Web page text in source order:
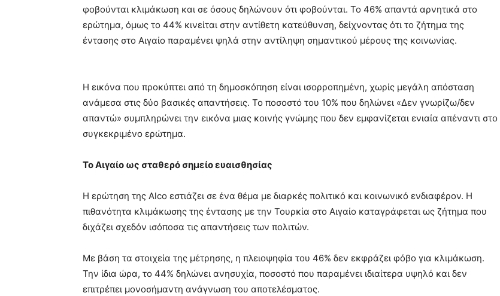
φοβούνται κλιμάκωση και σε όσους δηλώνουν ότι φοβούνται. Το 46% απαντά αρνητικά στο
ερώτημα, όμως το 44% κινείται στην αντίθετη κατεύθυνση, δείχνοντας ότι το ζήτημα της
έντασης στο Αιγαίο παραμένει ψηλά στην αντίληψη σημαντικού μέρους της κοινωνίας.
Η εικόνα που προκύπτει από τη δημοσκόπηση είναι ισορροπημένη, χωρίς μεγάλη απόσταση
ανάμεσα στις δύο βασικές απαντήσεις. Το ποσοστό του 10% που δηλώνει «Δεν γνωρίζω/δεν
απαντώ» συμπληρώνει την εικόνα μιας κοινής γνώμης που δεν εμφανίζεται ενιαία απέναντι στο
συγκεκριμένο ερώτημα.
Το Αιγαίο ως σταθερό σημείο ευαισθησίας
Η ερώτηση της Alco εστιάζει σε ένα θέμα με διαρκές πολιτικό και κοινωνικό ενδιαφέρον. Η
πιθανότητα κλιμάκωσης της έντασης με την Τουρκία στο Αιγαίο καταγράφεται ως ζήτημα που
διχάζει σχεδόν ισόποσα τις απαντήσεις των πολιτών.
Με βάση τα στοιχεία της μέτρησης, η πλειοψηφία του 46% δεν εκφράζει φόβο για κλιμάκωση.
Την ίδια ώρα, το 44% δηλώνει ανησυχία, ποσοστό που παραμένει ιδιαίτερα υψηλό και δεν
επιτρέπει μονοσήμαντη ανάγνωση του αποτελέσματος.